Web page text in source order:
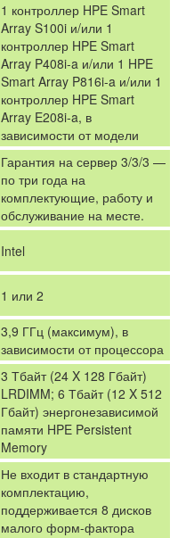
1 контроллер HPE Smart
Array S100i и/или 1
контроллер HPE Smart
Array P408i-a и/или 1 HPE
Smart Array P816i-a и/или 1
контроллер HPE Smart
Array E208i-a, в
зависимости от модели
Гарантия на сервер 3/3/3 —
по три года на
комплектующие, работу и
обслуживание на месте.
Intel
1 или 2
3,9 ГГц (максимум), в
зависимости от процессора
3 Тбайт (24 X 128 Гбайт)
LRDIMM; 6 Тбайт (12 X 512
Гбайт) энергонезависимой
памяти HPE Persistent
Memory
Не входит в стандартную
комплектацию,
поддерживается 8 дисков
малого форм-фактора